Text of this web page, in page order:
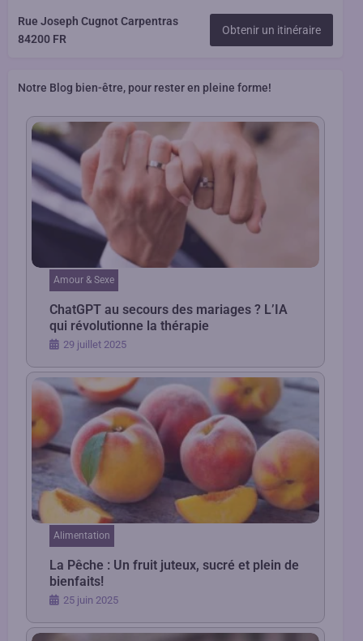
Rue Joseph Cugnot Carpentras
84200 FR
Obtenir un itinéraire
Notre Blog bien-être, pour rester en pleine forme!
Amour & Sexe
ChatGPT au secours des mariages ? L’IA
qui révolutionne la thérapie
29 juillet 2025
Alimentation
La Pêche : Un fruit juteux, sucré et plein de
bienfaits!
25 juin 2025